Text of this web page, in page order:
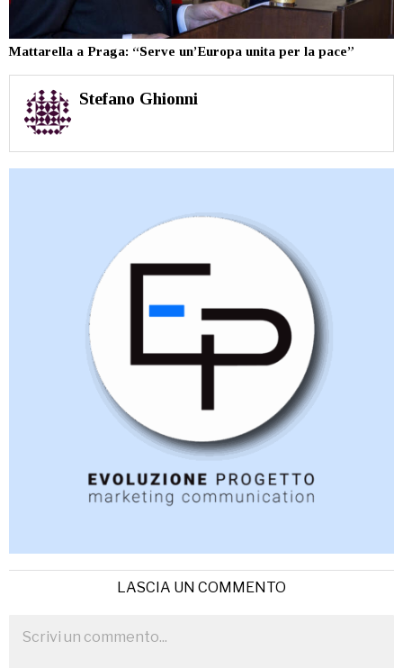
Mattarella a Praga: “Serve un’Europa unita per la pace”
Stefano Ghionni
LASCIA UN COMMENTO